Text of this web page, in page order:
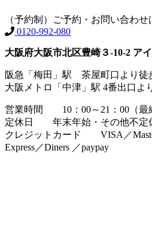
（予約制）ご予約・お問い合わせ
0120-992-080
大阪府大阪市北区豊崎３-10-2 ア
阪急「梅田」駅 茶屋町口より徒
大阪メトロ「中津」駅 4番出口よ
営業時間 10：00～21：00（最
定休日 年末年始・その他不定
クレジットカード VISA／
Express／Diners ／paypay